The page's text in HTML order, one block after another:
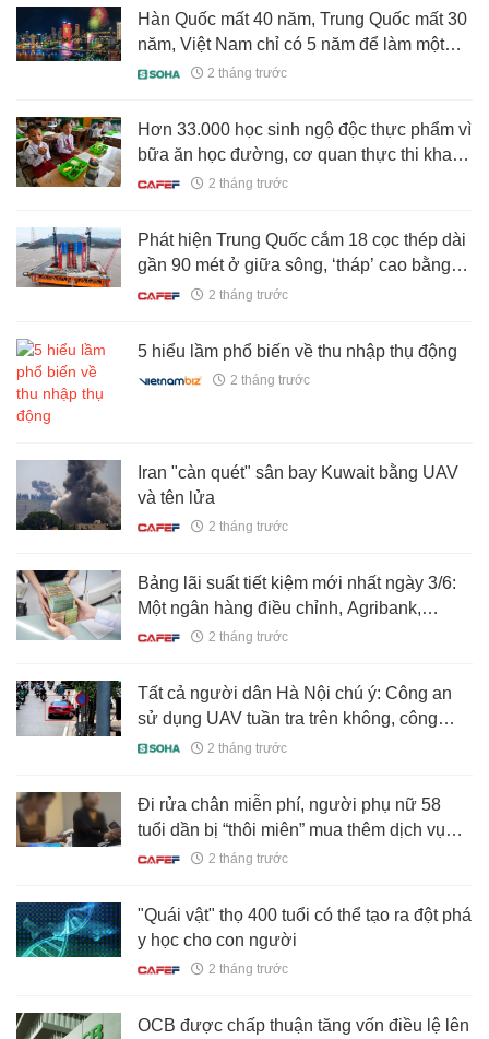
Hàn Quốc mất 40 năm, Trung Quốc mất 30
năm, Việt Nam chỉ có 5 năm để làm một
điều
2 tháng trước
Hơn 33.000 học sinh ngộ độc thực phẩm vì
bữa ăn học đường, cơ quan thực thi khai
khống chi phí, mua sắm vô tội vạ, tổng
2 tháng trước
Phát hiện Trung Quốc cắm 18 cọc thép dài
gần 90 mét ở giữa sông, ‘tháp’ cao bằng
toà nhà 100 tầng sắp lộ diện
2 tháng trước
5 hiểu lầm phổ biến về thu nhập thụ động
2 tháng trước
Iran "càn quét" sân bay Kuwait bằng UAV
và tên lửa
2 tháng trước
Bảng lãi suất tiết kiệm mới nhất ngày 3/6:
Một ngân hàng điều chỉnh, Agribank,
Vietcombank, VietinBank, BIDV, MB,
suất bao nhiêu?
2 tháng trước
Tất cả người dân Hà Nội chú ý: Công an
sử dụng UAV tuần tra trên không, công
nghệ “mắt thần” nhạy cỡ nào?
2 tháng trước
Đi rửa chân miễn phí, người phụ nữ 58
tuổi dần bị “thôi miên” mua thêm dịch vụ
thành 600 triệu đồng, phải đi làm lao công
2 tháng trước
"Quái vật" thọ 400 tuổi có thể tạo ra đột phá
y học cho con người
2 tháng trước
OCB được chấp thuận tăng vốn điều lệ lên